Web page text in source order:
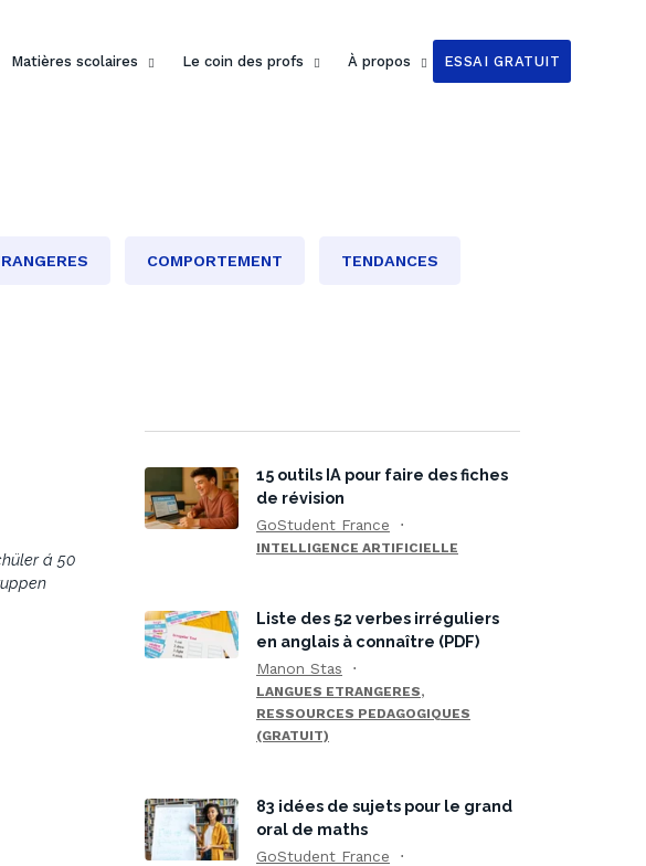
Matières scolaires Le coin des profs À propos ESSAI GRATUIT
COMPORTEMENT TENDANCES
á 50
15 outils IA pour faire des fiches
de révision
GoStudent France
INTELLIGENCE ARTIFICIELLE
Liste des 52 verbes irréguliers
en anglais à connaître (PDF)
Manon Stas
LANGUES ETRANGERES,
RESSOURCES PEDAGOGIQUES
(GRATUIT)
83 idées de sujets pour le grand
oral de maths
GoStudent France